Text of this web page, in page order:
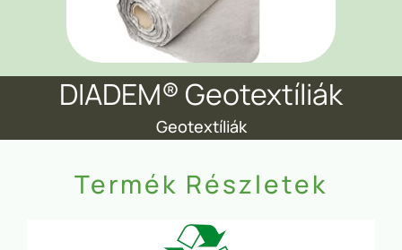
DIADEM® Geotextíliák
Geotextíliák
Termék Részletek